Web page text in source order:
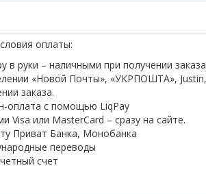
оплаты:
в руки – наличными при получении
«Новой Почты», «УКРПОШТА»,
заказа.
оплата с помощью LiqPay
Visa или MasterCard – сразу на сайте.
Приват Банка, Монобанка
переводы
счет